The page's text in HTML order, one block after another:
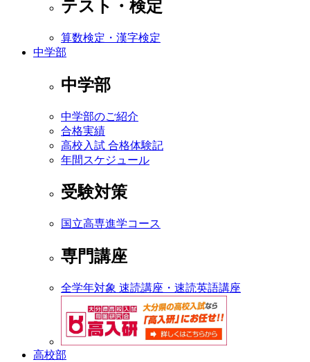
テスト・検定
算数検定・漢字検定
中学部
中学部
中学部のご紹介
合格実績
高校入試 合格体験記
年間スケジュール
受験対策
国立高専進学コース
専門講座
全学年対象 速読講座・速読英語講座
高校部